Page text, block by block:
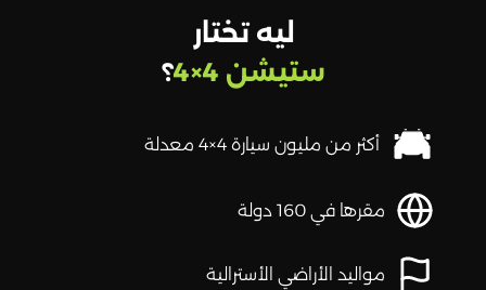
ليه تختار
ستيشن 4×4
؟
أكثر من مليون سيارة 4×4 معدلة
مقرها في 160 دولة
مواليد الأراضي الأسترالية